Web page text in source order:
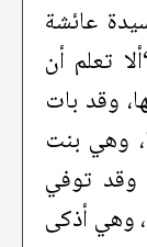
عائشة
تعلم أن
وقد بات
وهي بنت
توفي
وهي أذكى